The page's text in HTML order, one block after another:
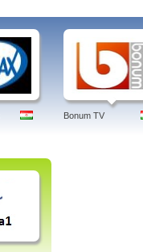
Bonum TV